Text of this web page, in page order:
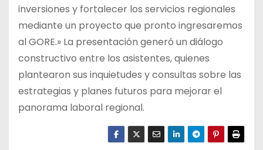
inversiones y fortalecer los servicios regionales
mediante un proyecto que pronto ingresaremos
al GORE.» La presentación generó un diálogo
constructivo entre los asistentes, quienes
plantearon sus inquietudes y consultas sobre las
estrategias y planes futuros para mejorar el
panorama laboral regional.